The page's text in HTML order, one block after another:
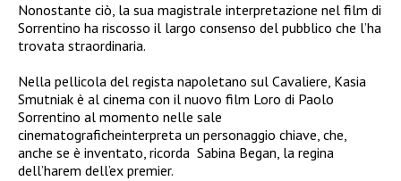
Nonostante ciò, la sua magistrale interpretazione nel film di
Sorrentino ha riscosso il largo consenso del pubblico che l’ha
trovata straordinaria.
Nella pellicola del regista napoletano sul Cavaliere, Kasia
Smutniak è al cinema con il nuovo film Loro di Paolo
Sorrentino al momento nelle sale
cinematograficheinterpreta un personaggio chiave, che,
anche se è inventato, ricorda Sabina Began, la regina
dell’harem dell’ex premier.